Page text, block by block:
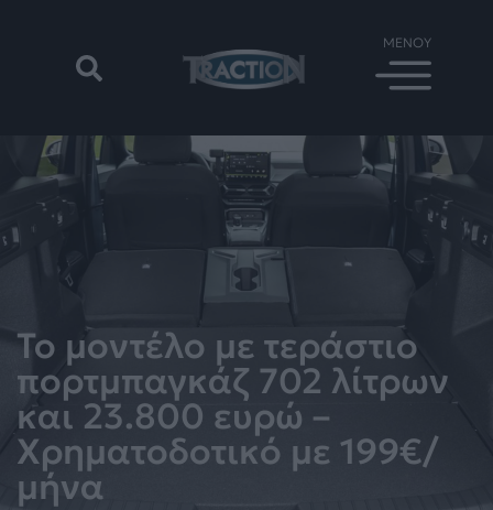
Το μοντέλο με τεράστιο
πορτμπαγκάζ 702 λίτρων
και 23.800 ευρώ –
Χρηματοδοτικό με 199€/
μήνα